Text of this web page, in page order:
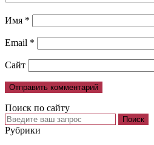
Имя *
Email *
Сайт
Поиск по сайту
Рубрики